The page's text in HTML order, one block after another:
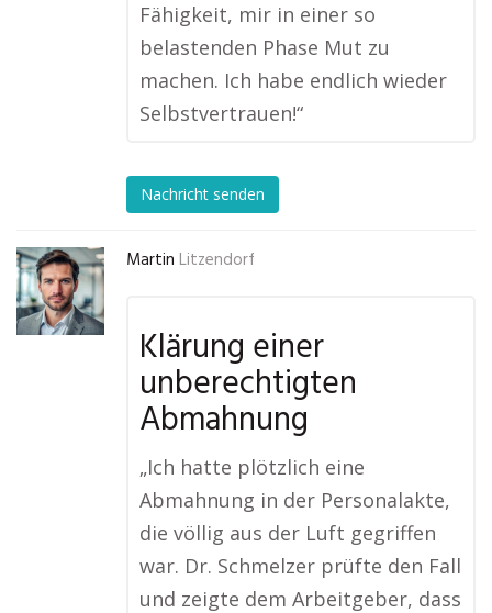
Fähigkeit, mir in einer so
belastenden Phase Mut zu
machen. Ich habe endlich wieder
Selbstvertrauen!“
Nachricht senden
Martin Litzendorf
Klärung einer
unberechtigten
Abmahnung
„Ich hatte plötzlich eine
Abmahnung in der Personalakte,
die völlig aus der Luft gegriffen
war. Dr. Schmelzer prüfte den Fall
und zeigte dem Arbeitgeber, dass